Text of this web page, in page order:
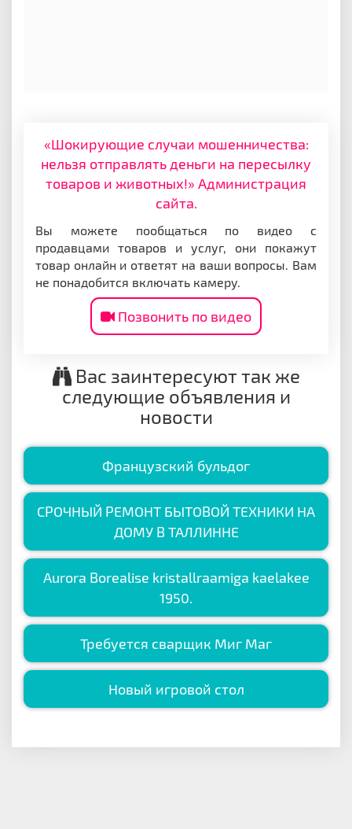
«Шокирующие случаи мошенничества:
нельзя отправлять деньги на пересылку
товаров и животных!» Администрация
сайта.
Вы можете пообщаться по видео с
продавцами товаров и услуг, они покажут
товар онлайн и ответят на ваши вопросы. Вам
не понадобится включать камеру.
Позвонить по видео
Вас заинтересуют так же
следующие объявления и
новости
Французский бульдог
СРОЧНЫЙ РЕМОНТ БЫТОВОЙ ТЕХНИКИ НА
ДОМУ В ТАЛЛИННЕ
Aurora Borealise kristallraamiga kaelakee
1950.
Требуется сварщик Миг Маг
Новый игровой стол